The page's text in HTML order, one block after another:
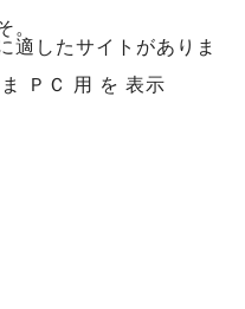
。
適したサイトがありま
ＰＣ 用 を 表示